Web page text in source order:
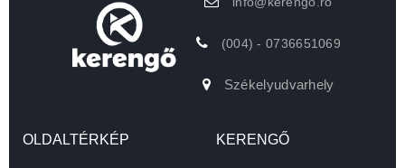
(004) - 0736651069
Székelyudvarhely
OLDALTÉRKÉP KERENGŐ